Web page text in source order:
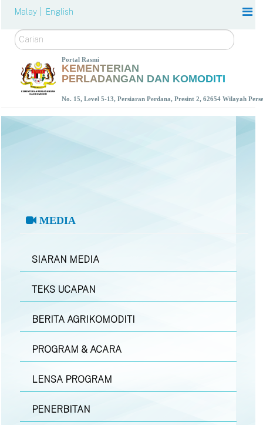
Malay | English
Carian
Portal Rasmi
KEMENTERIAN
PERLADANGAN DAN KOMODITI
No. 15, Level 5-13, Persiaran Perdana, Presint 2, 62654 Wilayah
MEDIA
SIARAN MEDIA
TEKS UCAPAN
BERITA AGRIKOMODITI
PROGRAM & ACARA
LENSA PROGRAM
PENERBITAN